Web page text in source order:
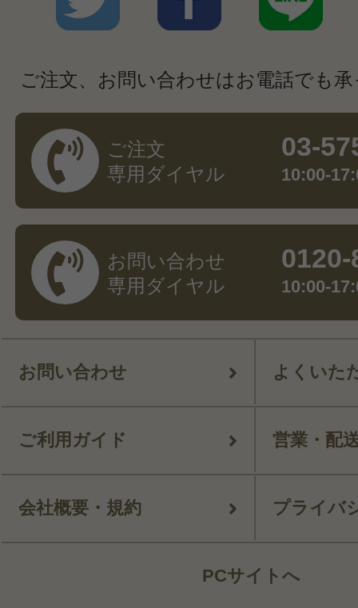
ご注文、お問い合わせはお電話でも
ご注文
専用ダイヤル
03-
10:00-
お問い合わせ
専用ダイヤル
10:00-
お問い合わせ よくいた
ご利用ガイド 営業・配
会社概要・規約 プライバ
PCサイトへ